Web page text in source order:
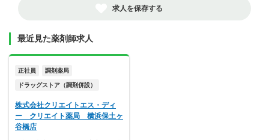
求人を保存する
最近見た薬剤師求人
正社員 調剤薬局
ドラッグストア（調剤併設）
株式会社クリエイトエス・ディ
ー クリエイト薬局 横浜保土ヶ
谷橋店